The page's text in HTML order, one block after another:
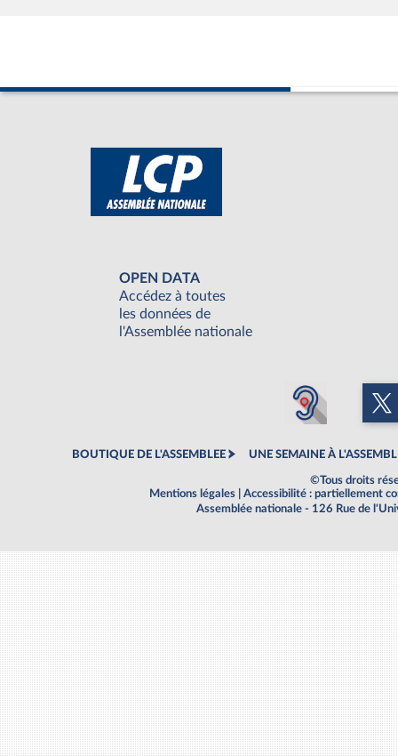
OPEN DATA
Accédez à toutes
les données de
l'Assemblée nationale
BOUTIQUE DE L'ASSEMBLEE UNE SEMAINE À
©Tous droits
Mentions légales
Accessibilité : partiellement
Assemblée nationale - 126 Rue de